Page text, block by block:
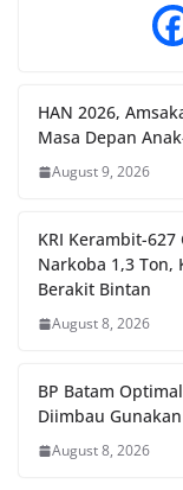
HAN 2026,
Masa Depan
August 9, 2026
KRI Kerambit-
Narkoba 1,3 Ton,
Berakit Bintan
August 8, 2026
BP Batam
Diimbau
August 8, 2026